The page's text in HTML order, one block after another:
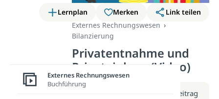
Lernplan Merken
Link teilen
Externes Rechnungswesen
Bilanzierung
Privatentnahme und
Privateinlage (Video)
Weitere Infos erhältst du im Beitrag
Externes Rechnungswesen
Buchführung